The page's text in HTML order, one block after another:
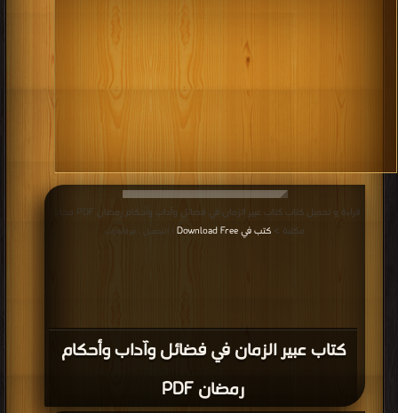
كتاب عبير الزمان في فضائل وآداب وأحكام
رمضان PDF
قراءة و تحميل كتاب كتاب عبير الزمان في فضائل وآداب وأحكام رمضان PDF مجانا |
مكتبة > كتب في Download Free | التحميل : مرة/مرات